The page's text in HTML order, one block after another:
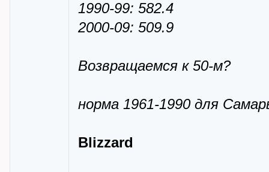
1990-99: 582.4
2000-09: 509.9
Возвращаемся к 50-м?
норма 1961-1990 для
Blizzard